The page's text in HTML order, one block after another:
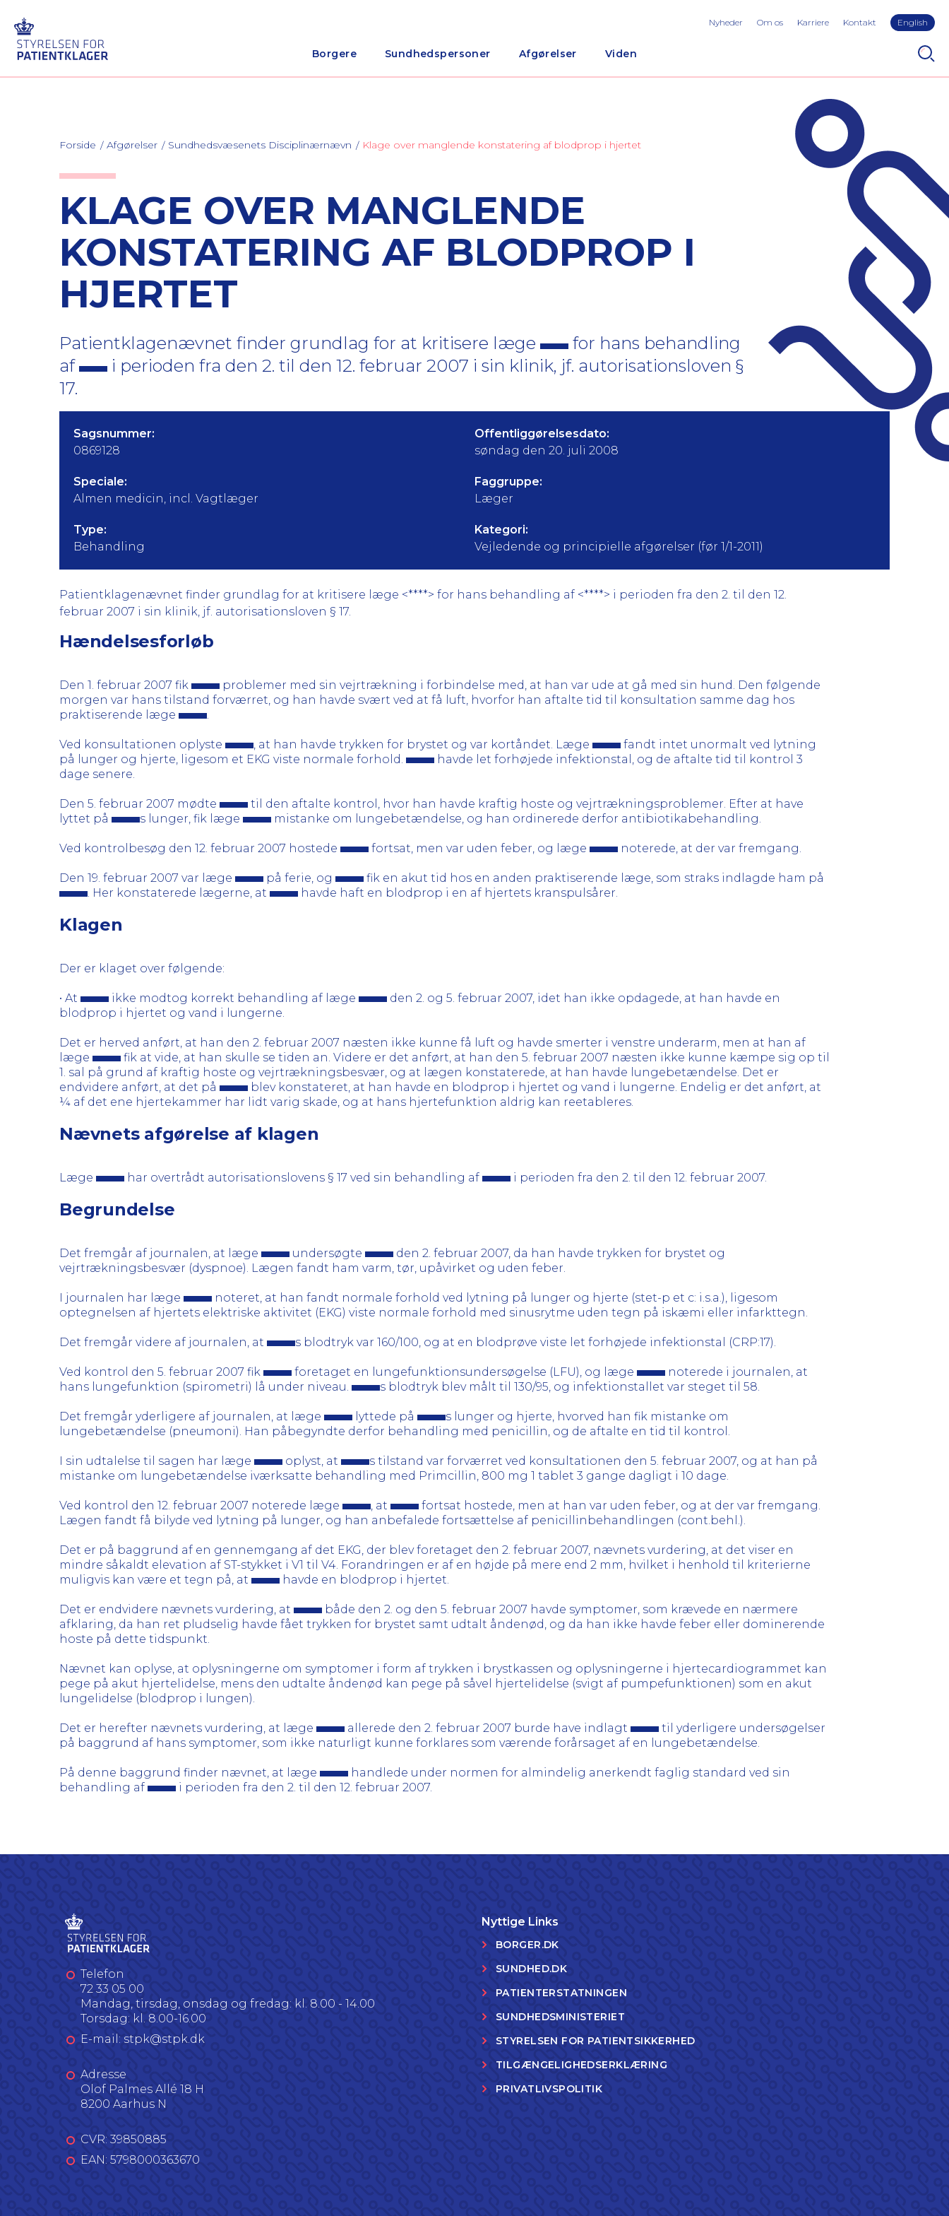
Borgere Sundhedspersoner Afgørelser Viden
Nyheder Om os Karriere Kontakt English
Forside Afgørelser Sundhedsvæsenets Disciplinærnævn Klage over manglende konstatering af blodprop i hjertet
KLAGE OVER MANGLENDE
KONSTATERING AF BLODPROP I
HJERTET
Patientklagenævnet finder grundlag for at kritisere læge
for hans behandling
af
i perioden fra den 2. til den 12. februar 2007 i sin klinik, jf. autorisationsloven §
17.
Sagsnummer:
0869128
Offentliggørelsesdato:
søndag den 20. juli 2008
Speciale:
Almen medicin, incl. Vagtlæger
Faggruppe:
Læger
Type:
Behandling
Kategori:
Vejledende og principielle afgørelser (før 1/1-2011)
Patientklagenævnet finder grundlag for at kritisere læge <****> for hans behandling af <****> i perioden fra den 2. til den 12.
februar 2007 i sin klinik, jf. autorisationsloven § 17.
Hændelsesforløb
Den 1. februar 2007 fik
problemer med sin vejrtrækning i forbindelse med, at han var ude at gå med sin hund. Den følgende
morgen var hans tilstand forværret, og han havde svært ved at få luft, hvorfor han aftalte tid til konsultation samme dag hos
praktiserende læge
.
Ved konsultationen oplyste , at han havde trykken for brystet og var kortåndet. Læge
fandt intet unormalt ved lytning
på lunger og hjerte, ligesom et EKG viste normale forhold.
havde let forhøjede infektionstal, og de aftalte tid til kontrol 3
dage senere.
Den 5. februar 2007 mødte
til den aftalte kontrol, hvor han havde kraftig hoste og vejrtrækningsproblemer. Efter at have
lyttet på
s lunger, fik læge mistanke om lungebetændelse, og han ordinerede derfor antibiotikabehandling.
Ved kontrolbesøg den 12. februar 2007 hostede fortsat, men var uden feber, og læge noterede, at der var fremgang.
Den 19. februar 2007 var læge på ferie, og
fik en akut tid hos en anden praktiserende læge, som straks indlagde ham på
. Her konstaterede lægerne, at
havde haft en blodprop i en af hjertets kranspulsårer.
Klagen
Der er klaget over følgende:
• At ikke modtog korrekt behandling af læge
den 2. og 5. februar 2007, idet han ikke opdagede, at han havde en
blodprop i hjertet og vand i lungerne.
Det er herved anført, at han den 2. februar 2007 næsten ikke kunne få luft og havde smerter i venstre underarm, men at han af
læge
fik at vide, at han skulle se tiden an. Videre er det anført, at han den 5. februar 2007 næsten ikke kunne kæmpe sig op til
1. sal på grund af kraftig hoste og vejrtrækningsbesvær, og at lægen konstaterede, at han havde lungebetændelse. Det er
endvidere anført, at det på
blev konstateret, at han havde en blodprop i hjertet og vand i lungerne. Endelig er det anført, at
¼ af det ene hjertekammer har lidt varig skade, og at hans hjertefunktion aldrig kan reetableres.
Nævnets afgørelse af klagen
Læge har overtrådt autorisationslovens § 17 ved sin behandling af i perioden fra den 2. til den 12. februar 2007.
Begrundelse
Det fremgår af journalen, at læge undersøgte
den 2. februar 2007, da han havde trykken for brystet og
vejrtrækningsbesvær (dyspnoe). Lægen fandt ham varm, tør, upåvirket og uden feber.
I journalen har læge
noteret, at han fandt normale forhold ved lytning på lunger og hjerte (stet-p et c: i.s.a.), ligesom
optegnelsen af hjertets elektriske aktivitet (EKG) viste normale forhold med sinusrytme uden tegn på iskæmi eller infarkttegn.
Det fremgår videre af journalen, at s blodtryk var 160/100, og at en blodprøve viste let forhøjede infektionstal (CRP:17).
Ved kontrol den 5. februar 2007 fik foretaget en lungefunktionsundersøgelse (LFU), og læge
noterede i journalen, at
hans lungefunktion (spirometri) lå under niveau.
s blodtryk blev målt til 130/95, og infektionstallet var steget til 58.
Det fremgår yderligere af journalen, at læge lyttede på
s lunger og hjerte, hvorved han fik mistanke om
lungebetændelse (pneumoni). Han påbegyndte derfor behandling med penicillin, og de aftalte en tid til kontrol.
I sin udtalelse til sagen har læge oplyst, at
s tilstand var forværret ved konsultationen den 5. februar 2007, og at han på
mistanke om lungebetændelse iværksatte behandling med Primcillin, 800 mg 1 tablet 3 gange dagligt i 10 dage.
Ved kontrol den 12. februar 2007 noterede læge , at
fortsat hostede, men at han var uden feber, og at der var fremgang.
Lægen fandt få bilyde ved lytning på lunger, og han anbefalede fortsættelse af penicillinbehandlingen (cont.behl.).
Det er på baggrund af en gennemgang af det EKG, der blev foretaget den 2. februar 2007, nævnets vurdering, at det viser en
mindre såkaldt elevation af ST-stykket i V1 til V4. Forandringen er af en højde på mere end 2 mm, hvilket i henhold til kriterierne
muligvis kan være et tegn på, at
havde en blodprop i hjertet.
Det er endvidere nævnets vurdering, at
både den 2. og den 5. februar 2007 havde symptomer, som krævede en nærmere
afklaring, da han ret pludselig havde fået trykken for brystet samt udtalt åndenød, og da han ikke havde feber eller dominerende
hoste på dette tidspunkt.
Nævnet kan oplyse, at oplysningerne om symptomer i form af trykken i brystkassen og oplysningerne i hjertecardiogrammet kan
pege på akut hjertelidelse, mens den udtalte åndenød kan pege på såvel hjertelidelse (svigt af pumpefunktionen) som en akut
lungelidelse (blodprop i lungen).
Det er herefter nævnets vurdering, at læge allerede den 2. februar 2007 burde have indlagt
til yderligere undersøgelser
på baggrund af hans symptomer, som ikke naturligt kunne forklares som værende forårsaget af en lungebetændelse.
På denne baggrund finder nævnet, at læge
handlede under normen for almindelig anerkendt faglig standard ved sin
behandling af
i perioden fra den 2. til den 12. februar 2007.
Telefon
72 33 05 00
Mandag, tirsdag, onsdag og fredag: kl. 8.00 - 14.00
Torsdag: kl. 8.00-16.00
E-mail: stpk@stpk.dk
Adresse
Olof Palmes Allé 18 H
8200 Aarhus N
CVR: 39850885
EAN: 5798000363670
Nyttige Links
BORGER.DK
SUNDHED.DK
PATIENTERSTATNINGEN
SUNDHEDSMINISTERIET
STYRELSEN FOR PATIENTSIKKERHED
TILGÆNGELIGHEDSERKLÆRING
PRIVATLIVSPOLITIK